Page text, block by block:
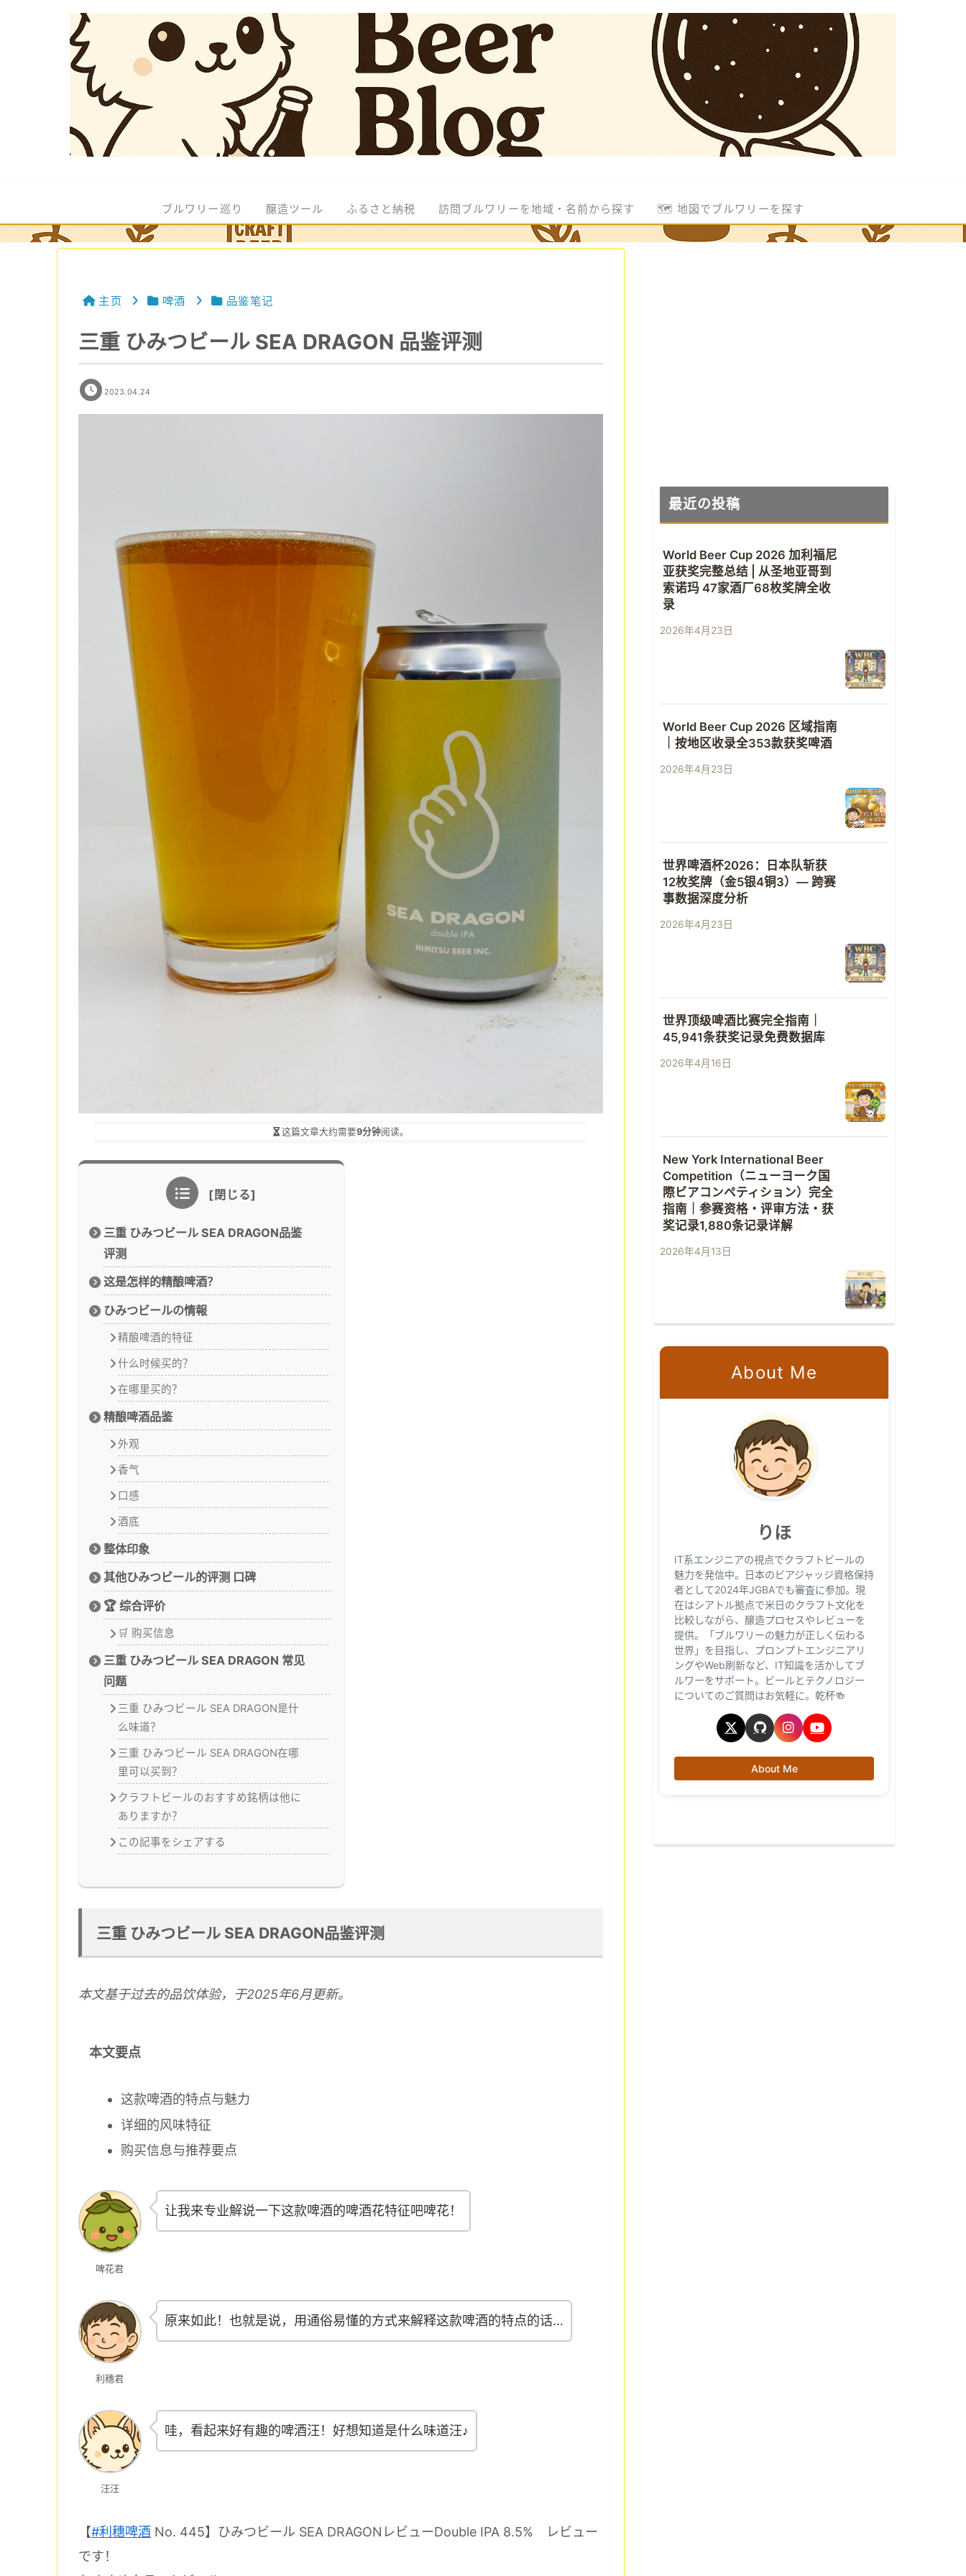
ブルワリー巡り 醸造ツール ふるさと納税 訪問ブルワリーを地域・名前から探す 🗺️ 地図でブルワリーを探す
主页 啤酒 品鉴笔记
三重 ひみつビール SEA DRAGON 品鉴评测
2023.04.24
这篇文章大约需要9分钟阅读。
三重 ひみつビール SEA DRAGON品鉴
评测
这是怎样的精酿啤酒？
ひみつビールの情報
精酿啤酒的特征
什么时候买的？
在哪里买的？
精酿啤酒品鉴
外观
香气
口感
酒底
整体印象
其他ひみつビール的评测 口碑
🏆 综合评价
🛒 购买信息
三重 ひみつビール SEA DRAGON 常见
问题
三重 ひみつビール SEA DRAGON是什
么味道？
三重 ひみつビール SEA DRAGON在哪
里可以买到？
クラフトビールのおすすめ銘柄は他に
ありますか？
この記事をシェアする
三重 ひみつビール SEA DRAGON品鉴评测
本文基于过去的品饮体验，于2025年6月更新。
本文要点
这款啤酒的特点与魅力
详细的风味特征
购买信息与推荐要点
啤花君
让我来专业解说一下这款啤酒的啤酒花特征吧啤花！
利穗君
原来如此！也就是说，用通俗易懂的方式来解释这款啤酒的特点的话…
汪汪
哇，看起来好有趣的啤酒汪！好想知道是什么味道汪♪
【#利穗啤酒 No. 445】ひみつビール SEA DRAGONレビューDouble IPA 8.5% レビュー
です！
最近の投稿
World Beer Cup 2026 加利福尼
亚获奖完整总结 | 从圣地亚哥到
索诺玛 47家酒厂68枚奖牌全收
录
2026年4月23日
World Beer Cup 2026 区域指南
｜按地区收录全353款获奖啤酒
2026年4月23日
世界啤酒杯2026：日本队斩获
12枚奖牌（金5银4铜3）— 跨赛
事数据深度分析
2026年4月23日
世界顶级啤酒比赛完全指南｜
45,941条获奖记录免费数据库
2026年4月16日
New York International Beer
Competition（ニューヨーク国
際ビアコンペティション）完全
指南｜参赛资格・评审方法・获
奖记录1,880条记录详解
2026年4月13日
About Me
りほ
IT系エンジニアの視点でクラフトビールの
魅力を発信中。日本のビアジャッジ資格保持
者として2024年JGBAでも審査に参加。現
在はシアトル拠点で米日のクラフト文化を
比較しながら、醸造プロセスやレビューを
提供。「ブルワリーの魅力が正しく伝わる
世界」を目指し、プロンプトエンジニアリ
ングやWeb刷新など、IT知識を活かしてブ
ルワーをサポート。ビールとテクノロジー
についてのご質問はお気軽に。乾杯🍻
About Me